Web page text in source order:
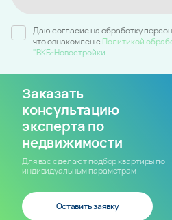
Даю согласие на обработку
что ознакомлен c Политикой
"ВКБ-Новостройки
Заказать
консультацию
эксперта по
недвижимости
Для вас сделают подбор квартиры по
индивидуальным параметрам
Оставить заявку